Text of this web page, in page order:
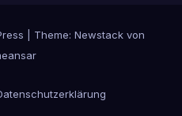
Theme: Newstack von